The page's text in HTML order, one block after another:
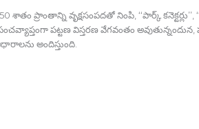
ప్రాంతాన్ని వృక్షసంపదతో నింపి, ‘‘పార్క్
పట్టణ విస్తరణ వేగవంతం
అందిస్తుంది.